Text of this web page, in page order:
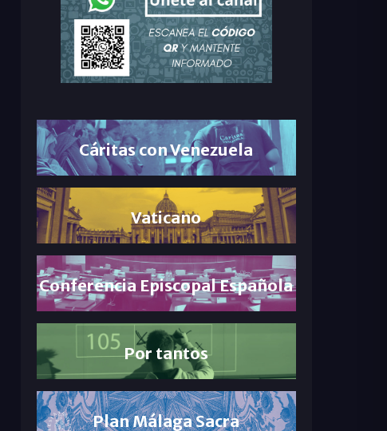
Cáritas con Venezuela
Vaticano
Conferencia Episcopal Española
Por tantos
Plan Málaga Sacra